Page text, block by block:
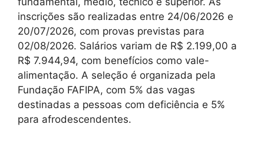
inscrições são realizadas entre 24/06/2026 e
20/07/2026, com provas previstas para
02/08/2026. Salários variam de R$ 2.199,00 a
R$ 7.944,94, com benefícios como vale-
alimentação. A seleção é organizada pela
Fundação FAFIPA, com 5% das vagas
destinadas a pessoas com deficiência e 5%
para afrodescendentes.